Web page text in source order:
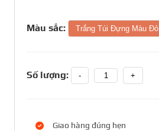
Màu sắc: Trắng Túi Đựng Màu Đỏ
Số lượng: - +
Giao hàng đúng hẹn